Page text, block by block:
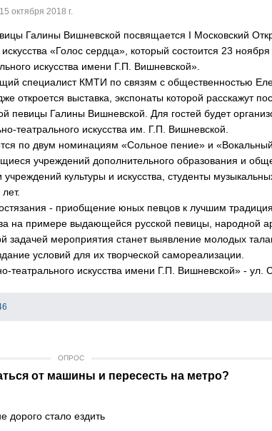
15 октября 2018 г.
Галины Вишневской посвящается I Московский
искусства «Голос сердца», который состоится 23
искусства имени Г.П. Вишневской».
специалист КМТИ по связям с общественностью
откроется выставка, экспонаты которой расскажут
певицы Галины Вишневской. Для гостей будет
театрального искусства им. Г.П. Вишневской.
по двум номинациям «Сольное пение» и
учреждений дополнительного образования и
учреждений культуры и искусства, студенты
- приобщение юных певцов к лучшим
на примере выдающейся русской певицы, народной
задачей мероприятия станет выявление молодых
условий для их творческой самореализации.
театрального искусства имени Г.П. Вишневской» - ул.
ОПРОС
от машины и пересесть на метро?
стало ездить